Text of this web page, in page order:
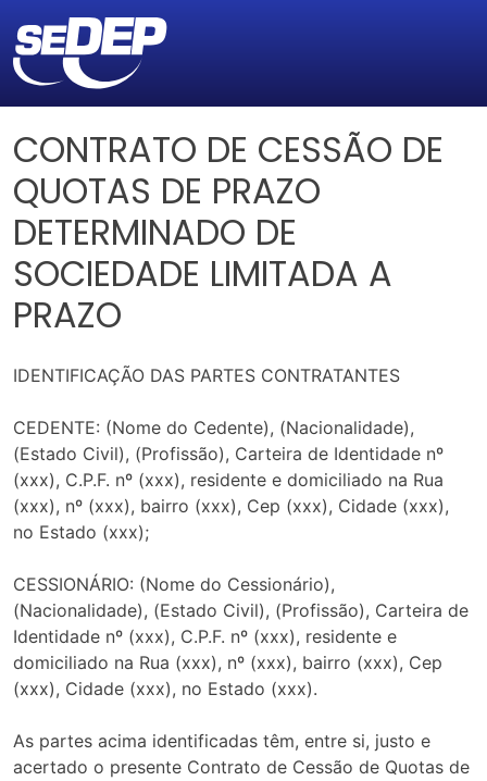
CONTRATO DE CESSÃO DE
QUOTAS DE PRAZO
DETERMINADO DE
SOCIEDADE LIMITADA A
PRAZO
IDENTIFICAÇÃO DAS PARTES CONTRATANTES
CEDENTE: (Nome do Cedente), (Nacionalidade),
(Estado Civil), (Profissão), Carteira de Identidade nº
(xxx), C.P.F. nº (xxx), residente e domiciliado na Rua
(xxx), nº (xxx), bairro (xxx), Cep (xxx), Cidade (xxx),
no Estado (xxx);
CESSIONÁRIO: (Nome do Cessionário),
(Nacionalidade), (Estado Civil), (Profissão), Carteira de
Identidade nº (xxx), C.P.F. nº (xxx), residente e
domiciliado na Rua (xxx), nº (xxx), bairro (xxx), Cep
(xxx), Cidade (xxx), no Estado (xxx).
As partes acima identificadas têm, entre si, justo e
acertado o presente Contrato de Cessão de Quotas de